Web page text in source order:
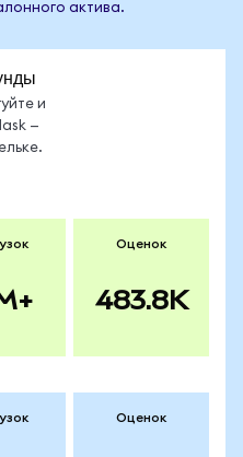
актива.
и
—
Оценок
483.8K
Оценок